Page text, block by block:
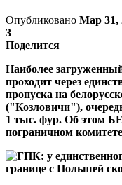
Опубликовано Мар 31,
3
Поделится
Наиболее
проходит через
пропуска на
("Козловичи"),
1 тыс. фур. Об этом
пограничном